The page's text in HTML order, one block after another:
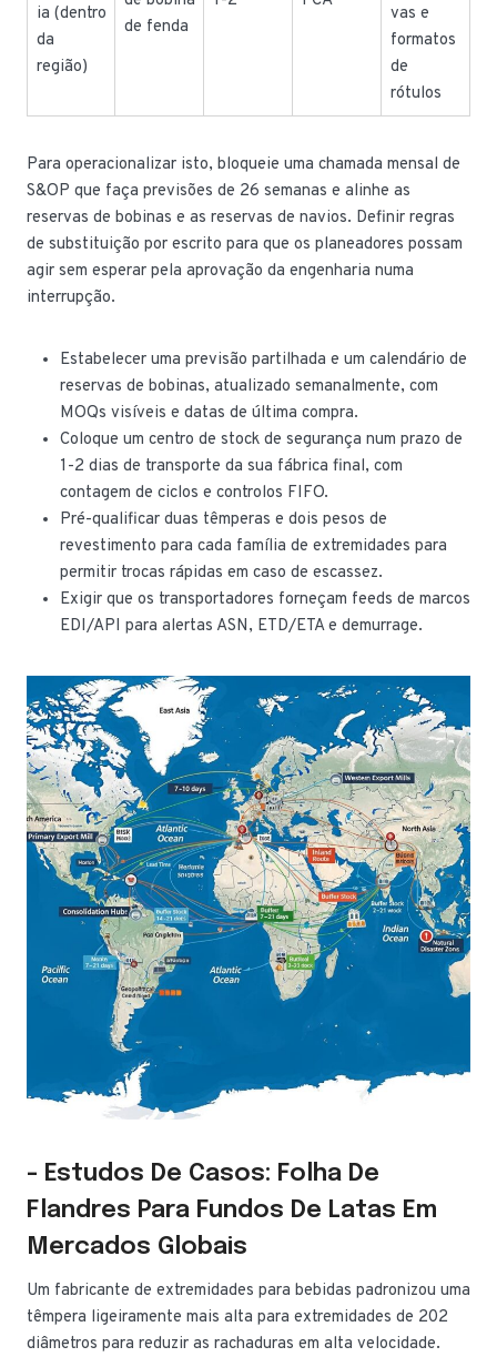
ia (dentro
da
região)
de fenda
vas e
formatos
de
rótulos
Para operacionalizar isto, bloqueie uma chamada mensal de
S&OP que faça previsões de 26 semanas e alinhe as
reservas de bobinas e as reservas de navios. Definir regras
de substituição por escrito para que os planeadores possam
agir sem esperar pela aprovação da engenharia numa
interrupção.
Estabelecer uma previsão partilhada e um calendário de
reservas de bobinas, atualizado semanalmente, com
MOQs visíveis e datas de última compra.
Coloque um centro de stock de segurança num prazo de
1-2 dias de transporte da sua fábrica final, com
contagem de ciclos e controlos FIFO.
Pré-qualificar duas têmperas e dois pesos de
revestimento para cada família de extremidades para
permitir trocas rápidas em caso de escassez.
Exigir que os transportadores forneçam feeds de marcos
EDI/API para alertas ASN, ETD/ETA e demurrage.
- Estudos De Casos: Folha De
Flandres Para Fundos De Latas Em
Mercados Globais
Um fabricante de extremidades para bebidas padronizou uma
têmpera ligeiramente mais alta para extremidades de 202
diâmetros para reduzir as rachaduras em alta velocidade.